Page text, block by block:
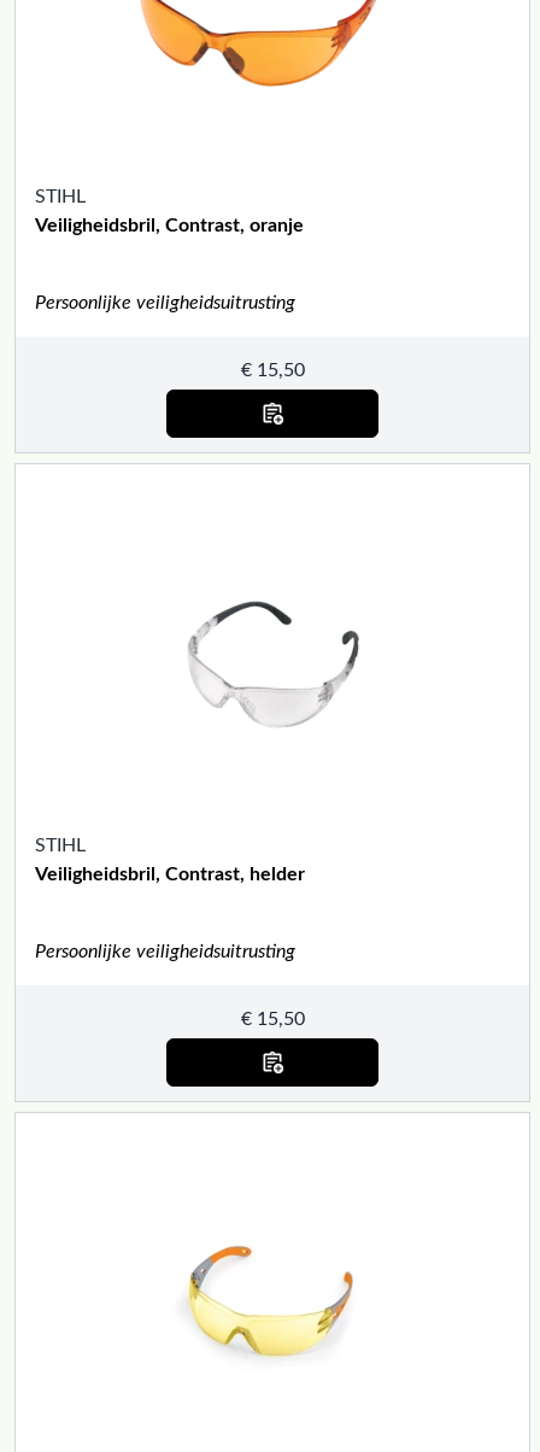
STIHL
Veiligheidsbril, Contrast, oranje
Persoonlijke veiligheidsuitrusting
€15,50
STIHL
Veiligheidsbril, Contrast, helder
Persoonlijke veiligheidsuitrusting
€15,50